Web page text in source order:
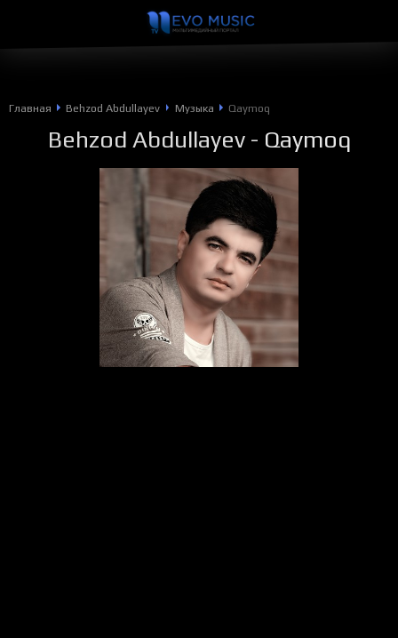
Главная Behzod Abdullayev Музыка Qaymoq
Behzod Abdullayev- Qaymoq